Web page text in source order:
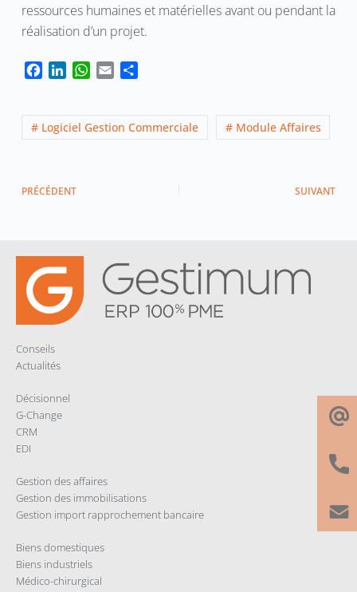
ressources humaines et matérielles avant ou pendant la
réalisation d’un projet.
e
b
k
k
e
n
W
t
s
i
l
t
a
# Logiciel Gestion Commerciale # Module Affaires
PRÉCÉDENT SUIVANT
Conseils
Actualités
Décisionnel
G-Change
CRM
EDI
Gestion des affaires
Gestion des immobilisations
Gestion import rapprochement bancaire
Biens domestiques
Biens industriels
Médico-chirurgical